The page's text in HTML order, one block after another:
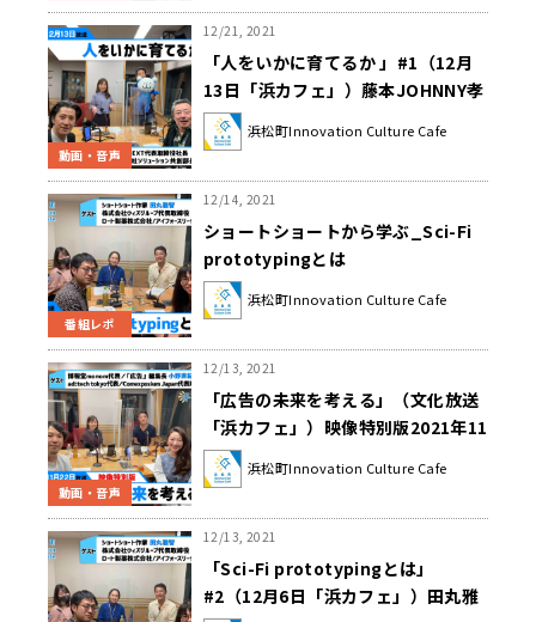
動画・音声
12/21, 2021
「人をいかに育てるか 」#1（12月
13日「浜カフェ」）藤本JOHNNY孝
博（株式会社TFJ NEXT代表取締役
社長）清水 精太（東京ガス株式会社
浜松町Innovation Culture Cafe
番組レポ
12/14, 2021
ショートショートから学ぶ_Sci-Fi
prototypingとは
浜松町Innovation Culture Cafe
動画・音声
12/13, 2021
「広告の未来を考える」（文化放送
「浜カフェ」）映像特別版2021年11
月15日22日
浜松町Innovation Culture Cafe
12/13, 2021
「Sci-Fi prototypingとは」
#2（12月6日「浜カフェ」）田丸雅